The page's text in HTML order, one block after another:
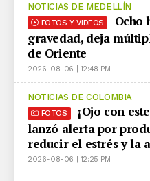
NOTICIAS DE MEDELLÍN
FOTOS Y VIDEOS
Ocho
gravedad, deja
de Oriente
2026-08-06 | 12:48 PM
NOTICIAS DE COLOMBIA
FOTOS
¡Ojo con
lanzó alerta por
reducir el estrés y la
2026-08-06 | 12:25 PM